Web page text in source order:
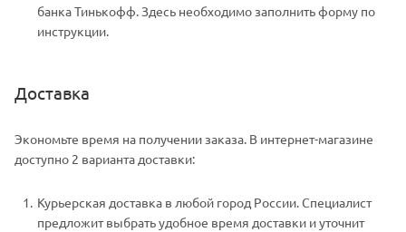
банка Тинькофф. Здесь необходимо заполнить форму по
инструкции.
Доставка
Экономьте время на получении заказа. В интернет-магазине
доступно 2 варианта доставки:
Курьерская доставка в любой город России. Специалист
предложит выбрать удобное время доставки и уточнит